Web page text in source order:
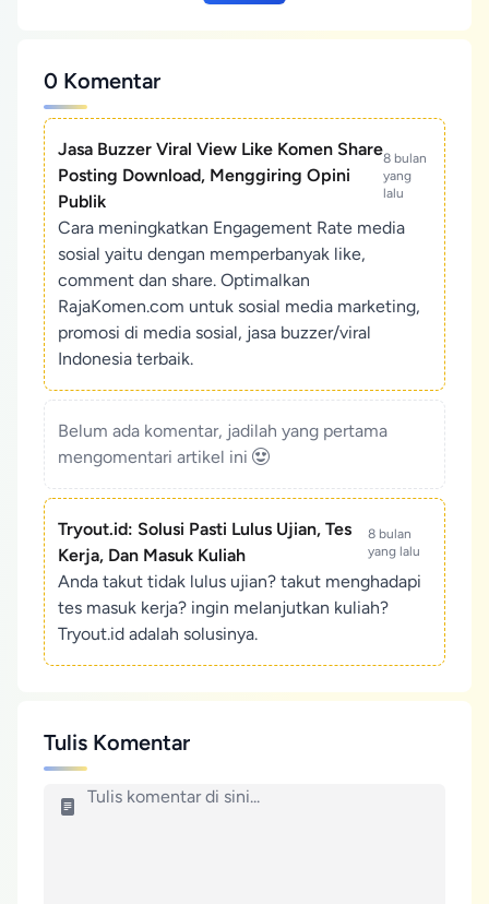
0 Komentar
Jasa Buzzer Viral View Like Komen Share
Posting Download, Menggiring Opini
Publik
8 bulan
yang
lalu
Cara meningkatkan Engagement Rate media
sosial yaitu dengan memperbanyak like,
comment dan share. Optimalkan
RajaKomen.com untuk sosial media marketing,
promosi di media sosial, jasa buzzer/viral
Indonesia terbaik.
Belum ada komentar, jadilah yang pertama
mengomentari artikel ini
Tryout.id: Solusi Pasti Lulus Ujian, Tes
Kerja, Dan Masuk Kuliah
8 bulan
yang lalu
Anda takut tidak lulus ujian? takut menghadapi
tes masuk kerja? ingin melanjutkan kuliah?
Tryout.id adalah solusinya.
Tulis Komentar